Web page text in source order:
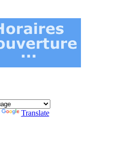
Translate